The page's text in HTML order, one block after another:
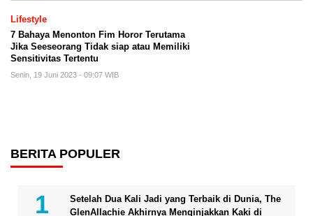
Lifestyle
7 Bahaya Menonton Fim Horor Terutama
Jika Seeseorang Tidak siap atau Memiliki
Sensitivitas Tertentu
Senin, 19 Juni 2023 - 09:07 WIB
BERITA POPULER
Setelah Dua Kali Jadi yang Terbaik di Dunia, The
GlenAllachie Akhirnya Menginjakkan Kaki di